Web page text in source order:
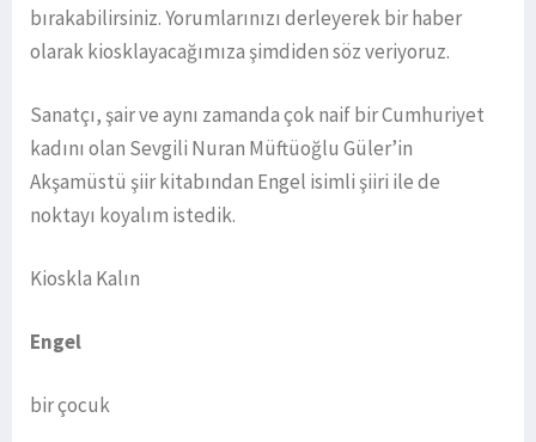
bırakabilirsiniz. Yorumlarınızı derleyerek bir haber
olarak kiosklayacağımıza şimdiden söz veriyoruz.
Sanatçı, şair ve aynı zamanda çok naif bir Cumhuriyet
kadını olan Sevgili Nuran Müftüoğlu Güler’in
Akşamüstü şiir kitabından Engel isimli şiiri ile de
noktayı koyalım istedik.
Kioskla Kalın
Engel
bir çocuk